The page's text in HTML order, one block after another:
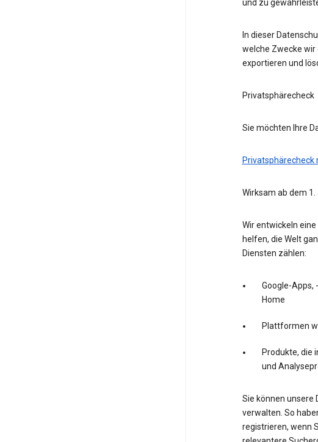
und zu
In dieser
welche Zwecke wir
exportieren und
Privatsphärecheck
Sie möchten Ihre
Privatsphärecheck
Wirksam ab dem 1.
Wir entwickeln
helfen, die Welt
Diensten zählen:
Google-Apps,
Home
Plattformen
Produkte, die
und
Sie können unsere
verwalten. So
registrieren, wenn